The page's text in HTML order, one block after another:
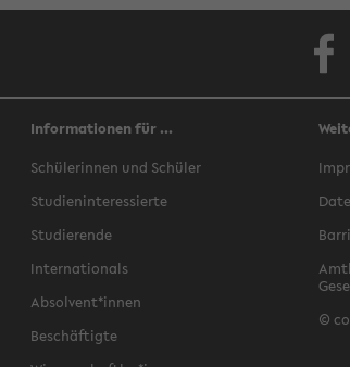
Informationen für ...
Schülerinnen und Schüler
Studieninteressierte
Studierende
Internationals
Absolvent*innen
Beschäftigte
©